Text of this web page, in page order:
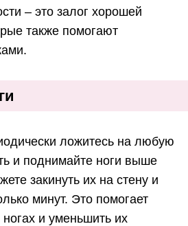
– это залог хорошей
также помогают
ложитесь на любую
и поднимайте ноги выше
закинуть их на стену и
минут. Это помогает
и уменьшить их